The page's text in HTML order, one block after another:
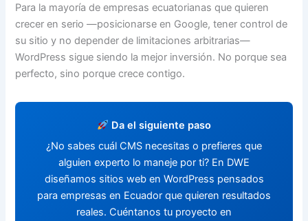
Para la mayoría de empresas ecuatorianas que quieren
crecer en serio —posicionarse en Google, tener control de
su sitio y no depender de limitaciones arbitrarias—
WordPress sigue siendo la mejor inversión. No porque sea
perfecto, sino porque crece contigo.
Da el siguiente paso
¿No sabes cuál CMS necesitas o prefieres que
alguien experto lo maneje por ti? En DWE
diseñamos sitios web en WordPress pensados
para empresas en Ecuador que quieren resultados
reales. Cuéntanos tu proyecto en